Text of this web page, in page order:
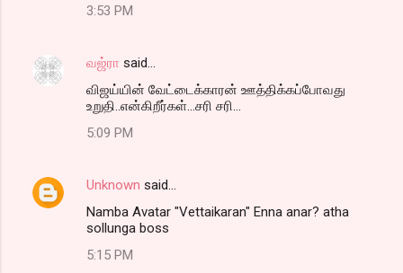
3:53 PM
வஜ்ரா said…
விஜய்யின் வேட்டைக்காரன் ஊத்திக்கப்போவது
உறுதி..என்கிறீர்கள்...சரி சரி...
5:09 PM
Unknown said…
Namba Avatar "Vettaikaran" Enna anar? atha
sollunga boss
5:15 PM